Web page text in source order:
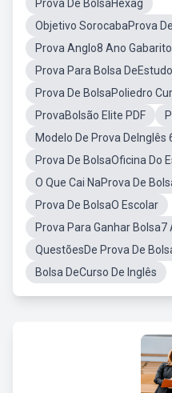
Prova De BolsaHexag
Objetivo SorocabaProva
Prova Anglo8 Ano Gabarito
Prova Para Bolsa
Prova De BolsaPoliedro
ProvaBolsão Elite PDF
Modelo De Prova DeInglês
Prova De BolsaOficina Do
O Que Cai NaProva De
Prova De BolsaO Escolar
Prova Para Ganhar Bolsa7
QuestõesDe Prova De
Bolsa DeCurso De Inglês